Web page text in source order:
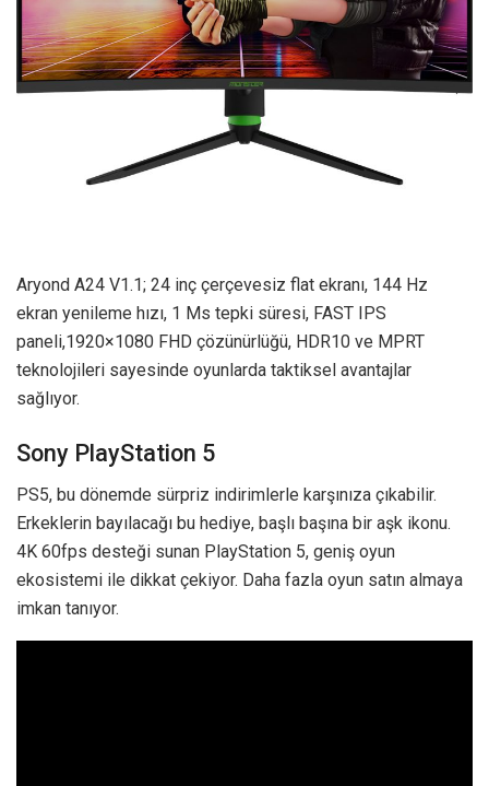
Aryond A24 V1.1; 24 inç çerçevesiz flat ekranı, 144 Hz
ekran yenileme hızı, 1 Ms tepki süresi, FAST IPS
paneli,1920×1080 FHD çözünürlüğü, HDR10 ve MPRT
teknolojileri sayesinde oyunlarda taktiksel avantajlar
sağlıyor.
Sony PlayStation 5
PS5, bu dönemde sürpriz indirimlerle karşınıza çıkabilir.
Erkeklerin bayılacağı bu hediye, başlı başına bir aşk ikonu.
4K 60fps desteği sunan PlayStation 5, geniş oyun
ekosistemi ile dikkat çekiyor. Daha fazla oyun satın almaya
imkan tanıyor.